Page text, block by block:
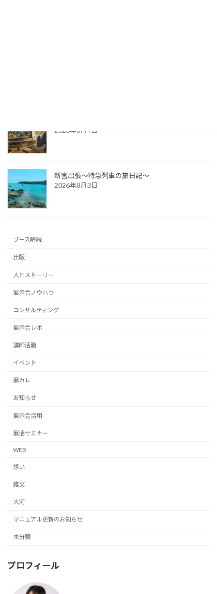
2026年8月4日
新宮出張～特急列車の旅日記～
2026年8月3日
ブース解説
出版
人とストーリー
展示会ノウハウ
コンサルティング
展示会レポ
講師活動
イベント
展カレ
お知らせ
展示会活用
展活セミナー
WEB
想い
雑文
大河
マニュアル更新のお知らせ
未分類
プロフィール